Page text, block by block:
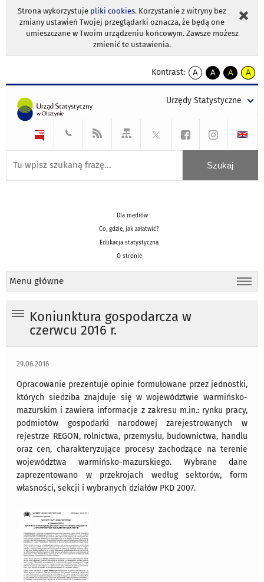
Strona wykorzystuje pliki cookies. Korzystanie z witryny bez
zmiany ustawień Twojej przeglądarki oznacza, że będą one
umieszczane w Twoim urządzeniu końcowym. Zawsze możesz
zmienić te ustawienia.
Kontrast:
A
kontrast
A
kontrast
tekst
czarnym
A
kontrast
tekst
czarnym
A
tekst
żółtym
Urzędy Statystyczne
Dla mediów
Co, gdzie, jak załatwić?
Edukacja statystyczna
O stronie
Menu główne
Koniunktura gospodarcza w
czerwcu 2016 r.
29.06.2016
Opracowanie prezentuje opinie formułowane przez jednostki,
których siedziba znajduje się w województwie warmińsko-
mazurskim i zawiera informacje z zakresu m.in.: rynku pracy,
podmiotów gospodarki narodowej zarejestrowanych w
rejestrze REGON, rolnictwa, przemysłu, budownictwa, handlu
oraz cen, charakteryzujące procesy zachodzące na terenie
województwa warmińsko-mazurskiego. Wybrane dane
zaprezentowano w przekrojach według sektorów, form
własności, sekcji i wybranych działów PKD 2007.